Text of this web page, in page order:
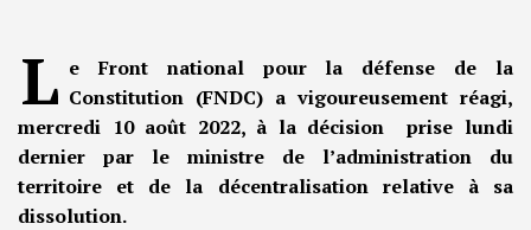
L e Front national pour la défense de la
Constitution (FNDC) a vigoureusement réagi,
mercredi 10 août 2022, à la décision prise lundi
dernier par le ministre de l’administration du
territoire et de la décentralisation relative à sa
dissolution.